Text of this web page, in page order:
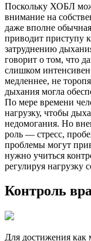
Поскольку ХОБЛ
внимание на
даже вполне
приводит приступу
затруднению
говорит о том, что
слишком
медленнее, не
дыхания могла
По мере времени
нагрузку, чтобы
недомогания. Но
роль — стресс,
проблемы могут
нужно учиться
регулируя нагрузку
Контроль
Для достижения как